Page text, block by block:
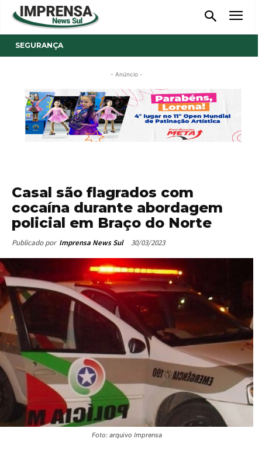
SEGURANÇA
- Anúncio -
Casal são flagrados com
cocaína durante abordagem
policial em Braço do Norte
Publicado por Imprensa News Sul 30/03/2023
Foto: arquivo Imprensa